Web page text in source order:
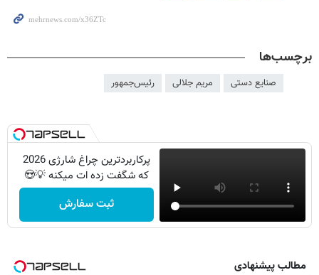
برچسب‌ها
صنایع دستی مریم جلالی رئیس‌جمهور
پرکاربردترین چراغ شارژی 2026
که شگفت زده ات میکنه 💡😍
ثبت سفارش
مطالب پیشنهادی